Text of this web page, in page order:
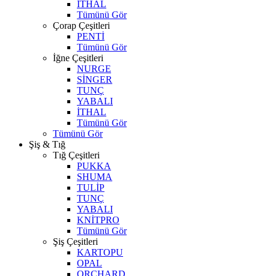
İTHAL
Tümünü Gör
Çorap Çeşitleri
PENTİ
Tümünü Gör
İğne Çeşitleri
NURGE
SİNGER
TUNÇ
YABALI
İTHAL
Tümünü Gör
Tümünü Gör
Şiş & Tığ
Tığ Çeşitleri
PUKKA
SHUMA
TULİP
TUNÇ
YABALI
KNİTPRO
Tümünü Gör
Şiş Çeşitleri
KARTOPU
OPAL
ORCHARD